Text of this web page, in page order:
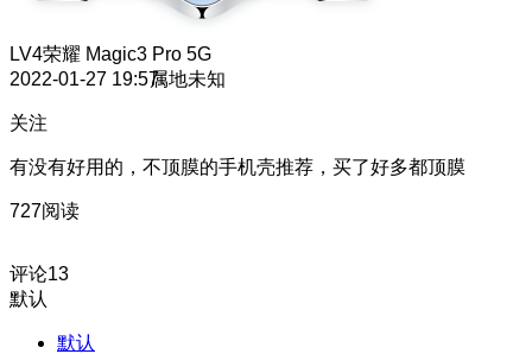
LV4荣耀 Magic3 Pro 5G
2022-01-27 19:57属地未知
关注
有没有好用的，不顶膜的手机壳推荐，买了好多都顶膜
727阅读
评论13
默认
默认